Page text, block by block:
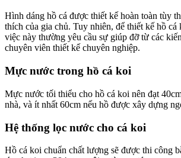
Hình dáng hồ cá được thiết kế hoàn toàn tùy
thích của gia chủ. Tuy nhiên, để thiết kế hồ cá
việc này thường yêu cầu sự giúp đỡ từ các
chuyên viên thiết kế chuyên nghiệp.
Mực nước trong hồ cá koi
Mực nước tối thiểu cho hồ cá koi nên đạt
nhà, và ít nhất 60cm nếu hồ được xây dựng
Hệ thống lọc nước cho cá koi
Hồ cá koi chuẩn chất lượng sẽ được thi công